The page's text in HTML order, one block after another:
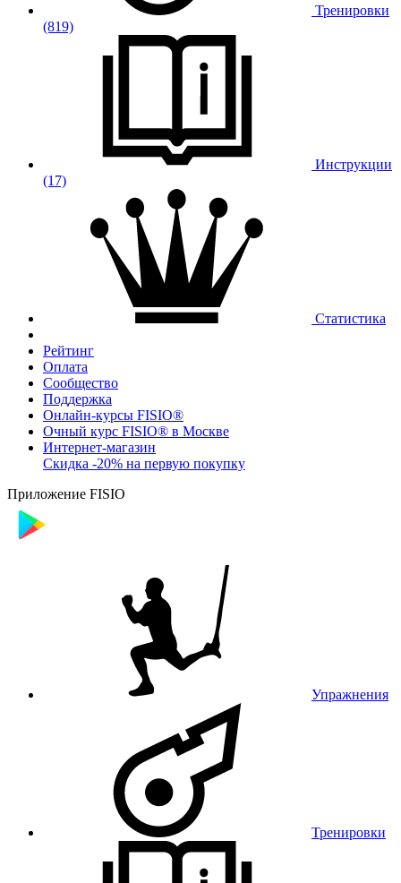
Тренировки
(819)
Инструкции
(17)
Статистика
Рейтинг
Оплата
Сообщество
Поддержка
Онлайн-курсы FISIO®
Очный курс FISIO® в Москве
Интернет-магазин
Скидка -20% на первую покупку
Приложение FISIO
Упражнения
Тренировки